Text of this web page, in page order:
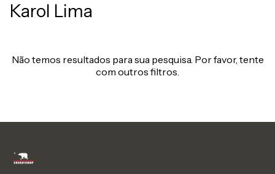
Karol Lima
Não temos resultados para sua pesquisa. Por favor, tente
com outros filtros.